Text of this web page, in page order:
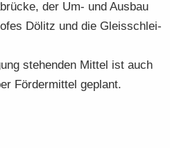
der Um- und Aus­bau
Dölitz und die Gleis­schlei­
ste­hen­den Mit­tel ist auch
För­der­mit­tel ge­plant.